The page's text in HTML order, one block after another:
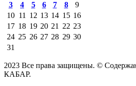
3
4 5 6 7 8
9
10 11 12 13 14 15 16
17 18 19 20 21 22 23
24 25 26 27 28 29 30
31
2023 Все права защищены. ©
КАБАР.